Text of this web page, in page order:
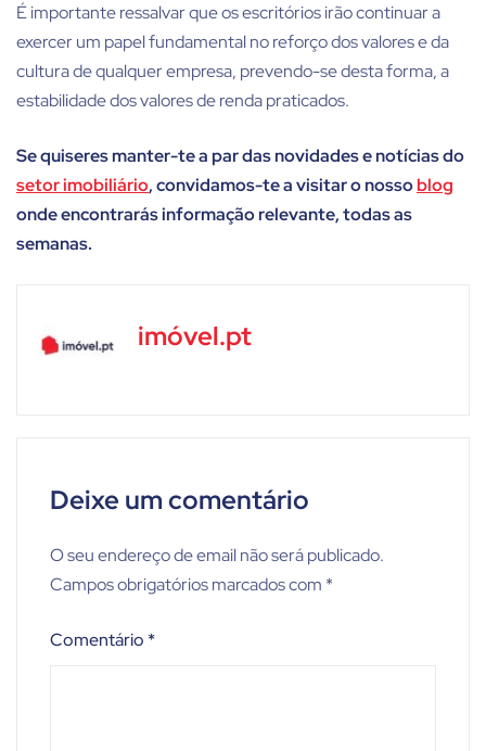
É importante ressalvar que os escritórios irão continuar a
exercer um papel fundamental no reforço dos valores e da
cultura de qualquer empresa, prevendo-se desta forma, a
estabilidade dos valores de renda praticados.
Se quiseres manter-te a par das novidades e notícias do
setor imobiliário, convidamos-te a visitar o nossoblog
onde encontrarás informação relevante, todas as
semanas.
imóvel.pt
Deixe um comentário
O seu endereço de email não será publicado.
Campos obrigatórios marcados com *
Comentário *